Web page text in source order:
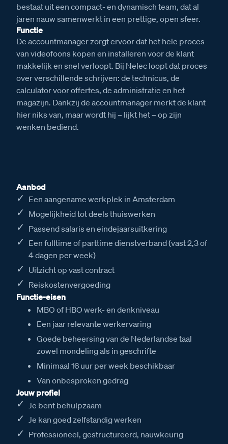
bestaat uit een compact- en dynamisch team, dat al
jaren nauw samenwerkt in een prettige, open sfeer.
Functie
De accountmanager zorgt ervoor dat het hele proces
van videofoons kopen en installeren voor de klant
makkelijk en snel verloopt. Bij Nelec loopt dat proces
over verschillende schrijven: de technicus, de
calculator voor offertes, de administratie en het
magazijn. Dankzij de accountmanager merkt de klant
hier niks van, maar wordt hij – lijkt het – op zijn
wenken bediend.
Aanbod
Een aangename werkplek in Amsterdam
Mogelijkheid tot deels thuiswerken
Passend salaris en eindejaarsuitkering
Een fulltime of parttime dienstverband (vast 2,3 of
4 dagen per week)
Uitzicht op vast contract
Reiskostenvergoeding
Functie-eisen
MBO of HBO werk- en denkniveau
Een jaar relevante werkervaring
Goede beheersing van de Nederlandse taal
zowel mondeling als in geschrifte
Minimaal 16 uur per week beschikbaar
Van onbesproken gedrag
Jouw profiel
Je bent behulpzaam
Je kan goed zelfstandig werken
Professioneel, gestructureerd, nauwkeurig